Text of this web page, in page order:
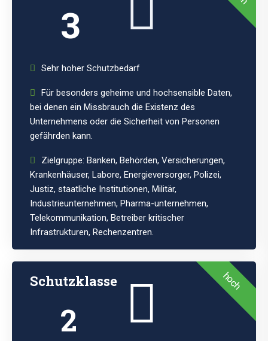
3
Sehr hoher Schutzbedarf
Für besonders geheime und hochsensible Daten,
bei denen ein Missbrauch die Existenz des
Unternehmens oder die Sicherheit von Personen
gefährden kann.
Zielgruppe: Banken, Behörden, Versicherungen,
Krankenhäuser, Labore, Energieversorger, Polizei,
Justiz, staatliche Institutionen, Militär,
Industrieunternehmen, Pharma-unternehmen,
Telekommunikation, Betreiber kritischer
Infrastrukturen, Rechenzentren.
hoch
Schutzklasse
2